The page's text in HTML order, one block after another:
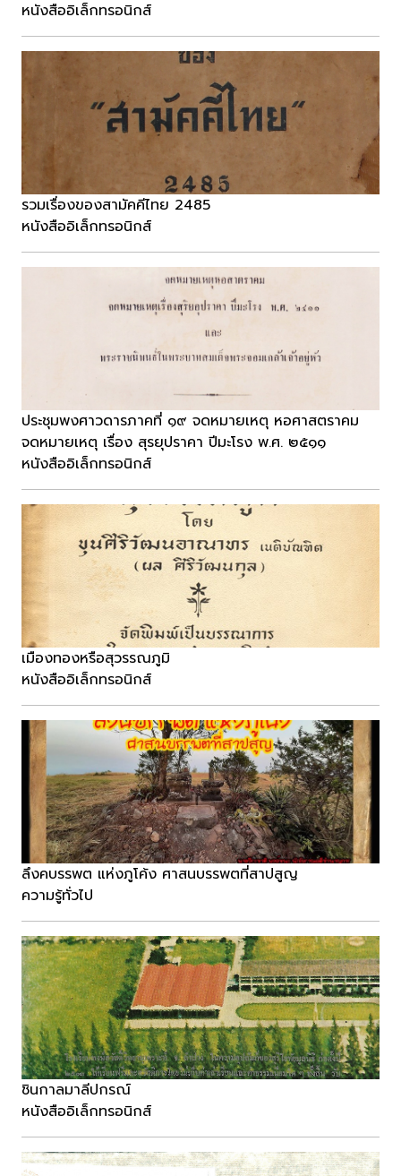
หนังสืออิเล็กทรอนิกส์
รวมเรื่องของสามัคคีไทย 2485
หนังสืออิเล็กทรอนิกส์
ประชุมพงศาวดารภาคที่ ๑๙ จดหมายเหตุ หอศาสตราคม
จดหมายเหตุ เรื่อง สุรยุปราคา ปีมะโรง พ.ศ. ๒๕๑๑
หนังสืออิเล็กทรอนิกส์
เมืองทองหรือสุวรรณภูมิ
หนังสืออิเล็กทรอนิกส์
ลึงคบรรพต แห่งภูโค้ง ศาสนบรรพตที่สาปสูญ
ความรู้ทั่วไป
ชินกาลมาลีปกรณ์
หนังสืออิเล็กทรอนิกส์